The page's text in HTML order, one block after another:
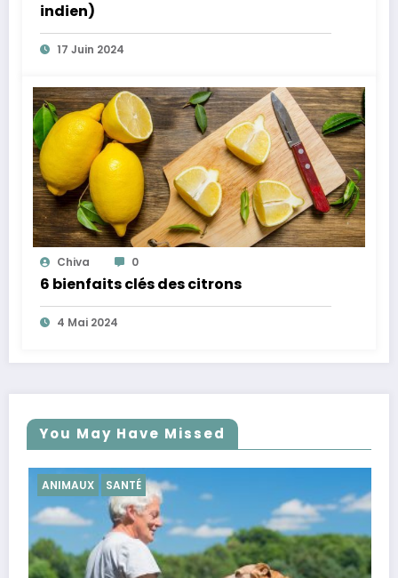
indien)
17 Juin 2024
Chiva 0
6 bienfaits clés des citrons
4 Mai 2024
You May Have Missed
SANTÉ